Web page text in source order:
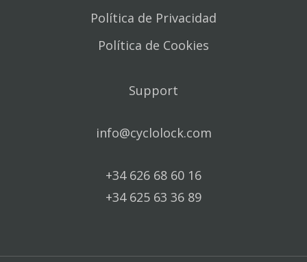
Política de Privacidad
Política de Cookies
Support
info@cyclolock.com
+34 626 68 60 16
+34 625 63 36 89